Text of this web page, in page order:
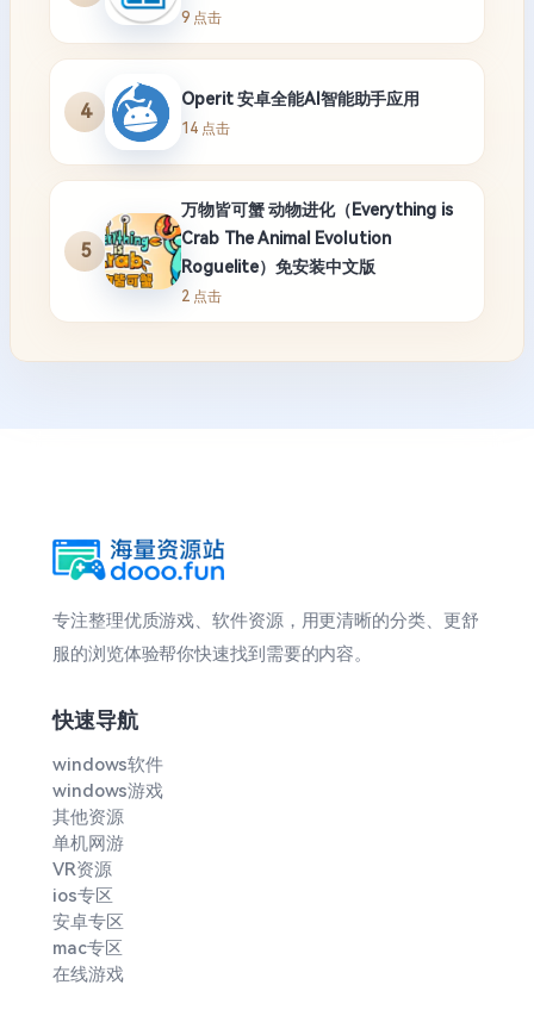
9 点击
4
Operit 安卓全能AI智能助手应用
14 点击
5
万物皆可蟹 动物进化（Everything is
Crab The Animal Evolution
Roguelite）免安装中文版
2 点击
专注整理优质游戏、软件资源，用更清晰的分类、更舒
服的浏览体验帮你快速找到需要的内容。
快速导航
windows软件
windows游戏
其他资源
单机网游
VR资源
ios专区
安卓专区
mac专区
在线游戏